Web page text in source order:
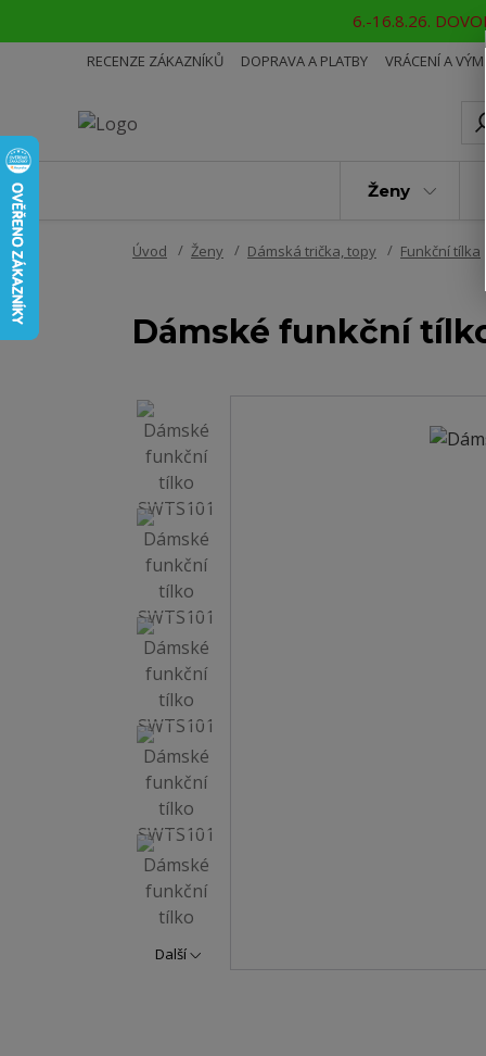
6.-16.8.26.
RECENZE ZÁKAZNÍKŮ DOPRAVA A PLATBY VRÁCENÍ A
Ženy
Úvod Ženy Dámská trička, topy Funkční tílka
Dámské funkční tílko
Další